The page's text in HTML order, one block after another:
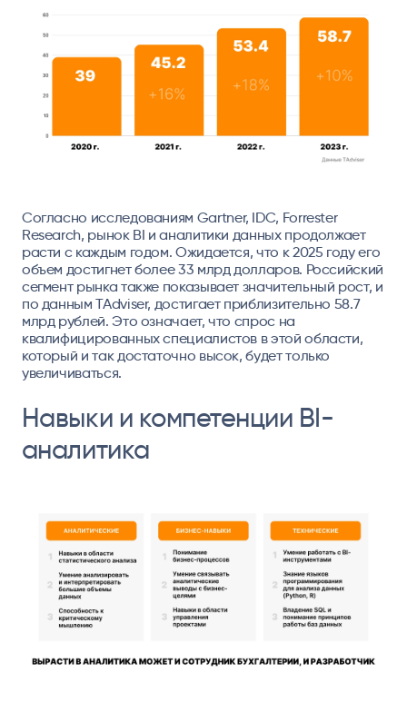
Согласно исследованиям Gartner, IDC, Forrester
Research, рынок BI и аналитики данных продолжает
расти с каждым годом. Ожидается, что к 2025 году его
объем достигнет более 33 млрд долларов. Российский
сегмент рынка также показывает значительный рост, и
по данным TAdviser, достигает приблизительно 58.7
млрд рублей. Это означает, что спрос на
квалифицированных специалистов в этой области,
который и так достаточно высок, будет только
увеличиваться.
Навыки и компетенции BI-
аналитика